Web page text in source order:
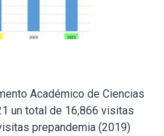
Académico de Ciencias
un total de 16,866 visitas
prepandemia (2019)